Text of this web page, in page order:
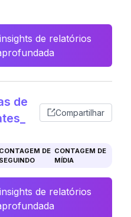
de relatórios
de
Compartilhar
CONTAGEM DE
SEGUINDO
CONTAGEM DE
MÍDIA
de relatórios